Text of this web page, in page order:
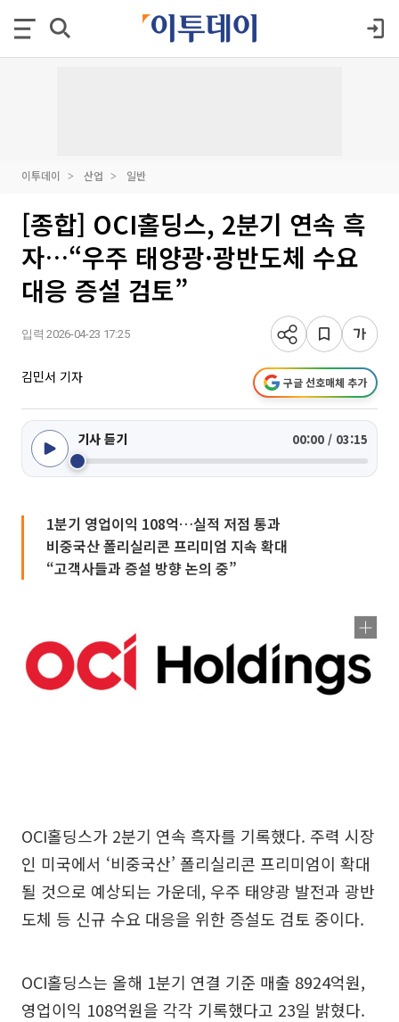
이투데이 산업 일반
[종합] OCI홀딩스, 2분기 연속 흑
자…“우주 태양광·광반도체 수요
대응 증설 검토”
입력 2026-04-23 17:25
김민서 기자 구글 선호매체 추가
기사 듣기 00:00 / 03:15
1분기 영업이익 108억…실적 저점 통과
비중국산 폴리실리콘 프리미엄 지속 확대
“고객사들과 증설 방향 논의 중”
OCI홀딩스가 2분기 연속 흑자를 기록했다. 주력 시장
인 미국에서 ‘비중국산’ 폴리실리콘 프리미엄이 확대
될 것으로 예상되는 가운데, 우주 태양광 발전과 광반
도체 등 신규 수요 대응을 위한 증설도 검토 중이다.
OCI홀딩스는 올해 1분기 연결 기준 매출 8924억원,
영업이익 108억원을 각각 기록했다고 23일 밝혔다.